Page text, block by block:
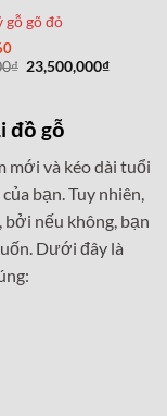
gỗ gõ đỏ
₫ Giá
gốc
23,500,000₫Giá
đồ gỗ
mới và kéo dài tuổi
bạn. Tuy nhiên,
nếu không, bạn
Dưới đây là